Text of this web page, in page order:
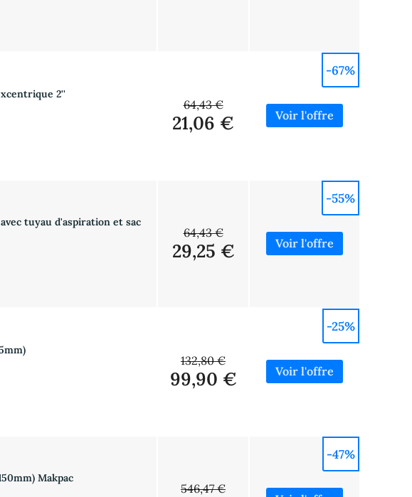
2''
64,43 €
21,06 €
-67%
tuyau d'aspiration et sac
64,43 €
29,25 €
-55%
132,80 €
99,90 €
-25%
Makpac
546,47 €
-47%